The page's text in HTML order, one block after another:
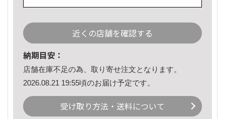
近くの店舗を確認する
納期目安：
店舗在庫不足の為、取り寄せ注文となります。
2026.08.21 19:55頃のお届け予定です。
受け取り方法・送料について